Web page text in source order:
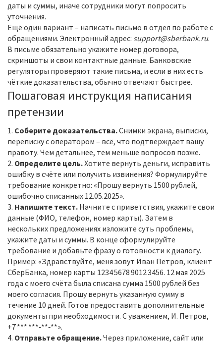
даты и суммы, иначе сотрудники могут попросить
уточнения.
Ещё один вариант – написать письмо в отдел по работе с
обращениями. Электронный адрес: support@sberbank.ru.
В письме обязательно укажите номер договора,
скриншоты и свои контактные данные. Банковские
регуляторы проверяют такие письма, и если в них есть
чёткие доказательства, обычно отвечают быстрее.
Пошаговая инструкция написания
претензии
1. Соберите доказательства.Снимки экрана, выписки,
переписку с оператором – всё, что подтверждает вашу
правоту. Чем детальнее, тем меньше вопросов позже.
2. Определите цель.Хотите вернуть деньги, исправить
ошибку в счёте или получить извинения? Формулируйте
требование конкретно: «Прошу вернуть 1500 рублей,
ошибочно списанных 12.05.2025».
3. Напишите текст. Начните с приветствия, укажите свои
данные (ФИО, телефон, номер карты). Затем в
нескольких предложениях изложите суть проблемы,
укажите даты и суммы. В конце сформулируйте
требование и добавьте фразу о готовности к диалогу.
Пример: «Здравствуйте, меня зовут Иван Петров, клиент
СберБанка, номер карты 1234 5678 9012 3456. 12 мая 2025
года с моего счёта была списана сумма 1500 рублей без
моего согласия. Прошу вернуть указанную сумму в
течение 10 дней. Готов предоставить дополнительные
документы при необходимости. С уважением, И. Петров,
+7 *** ***‑**‑**».
4. Отправьте обращение.Через приложение, сайт или